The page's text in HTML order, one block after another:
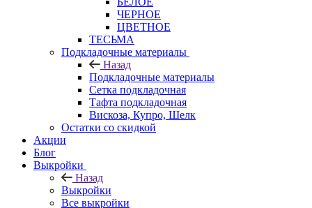
ЧЕРНОЕ
ЦВЕТНОЕ
ТЕСЬМА
Подкладочные материалы
Назад
Подкладочные материалы
Сетка подкладочная
Тафта подкладочная
Вискоза, Купро, Шелк
Остатки со скидкой
Акции
Блог
Выкройки
Назад
Выкройки
Все выкройки